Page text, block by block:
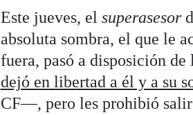
Este jueves, el superasesor
absoluta sombra, el que le
fuera, pasó a disposición
dejó en libertad a él y a su
CF—, pero les prohibió salir